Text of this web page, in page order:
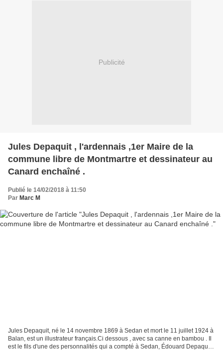
Publicité
Jules Depaquit , l'ardennais ,1er Maire de la
commune libre de Montmartre et dessinateur au
Canard enchaîné .
Publié le 14/02/2018 à 11:50
Par Marc M
Jules Depaquit, né le 14 novembre 1869 à Sedan et mort le 11 juillet 1924 à
Balan, est un illustrateur français.Ci dessous , avec sa canne en bambou . Il
est le fils d'une des personnalités qui a compté à Sedan, Édouard Depaquit,